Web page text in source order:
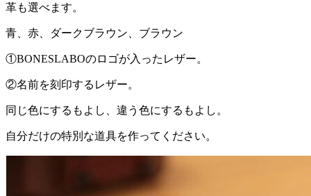
革も選べます。
青、赤、ダークブラウン、ブラウン
①BONESLABOのロゴが入ったレザー。
②名前を刻印するレザー。
同じ色にするもよし、違う色にするもよし。
自分だけの特別な道具を作ってください。